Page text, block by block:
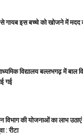
से गायब इस बच्चे को खोजने में
विद्यालय बल्लभगढ़ में बाल
गई
विभाग की योजनाओं का लाभ
: रीटा